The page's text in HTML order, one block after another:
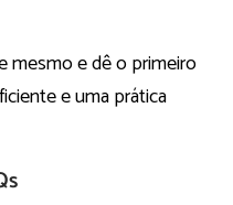
mesmo e dê o primeiro
e uma prática